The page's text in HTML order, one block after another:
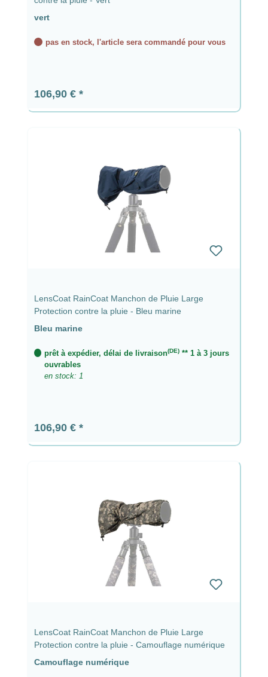
vert
pas en stock, l'article sera commandé pour vous
Prix régulier :
106,90 €
LensCoat RainCoat Manchon de Pluie Large
Protection contre la pluie - Bleu marine
Bleu marine
prêt à expédier, délai de livraison(DE)** 1 à 3 jours
ouvrables
en stock: 1
Prix régulier :
106,90 €
LensCoat RainCoat Manchon de Pluie Large
Protection contre la pluie - Camouflage numérique
Camouflage numérique